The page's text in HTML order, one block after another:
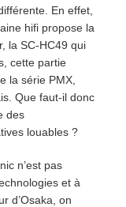
En effet,
hifi propose la
la SC-HC49 qui
cette partie
la série PMX,
Que faut-il donc
des
louables ?
n’est pas
et à
d’Osaka, on